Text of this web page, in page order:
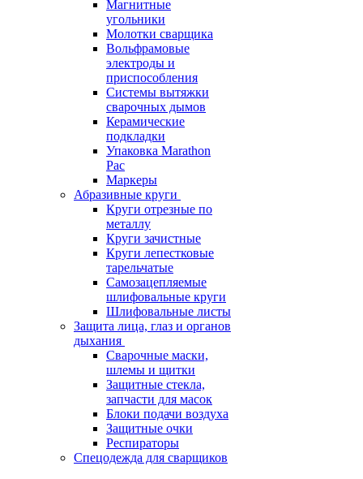
Магнитные
угольники
Молотки сварщика
Вольфрамовые
электроды и
приспособления
Системы вытяжки
сварочных дымов
Керамические
подкладки
Упаковка Marathon
Pac
Маркеры
Абразивные круги
Круги отрезные по
металлу
Круги зачистные
Круги лепестковые
тарельчатые
Самозацепляемые
шлифовальные круги
Шлифовальные листы
Защита лица, глаз и органов
дыхания
Сварочные маски,
шлемы и щитки
Защитные стекла,
запчасти для масок
Блоки подачи воздуха
Защитные очки
Респираторы
Спецодежда для сварщиков